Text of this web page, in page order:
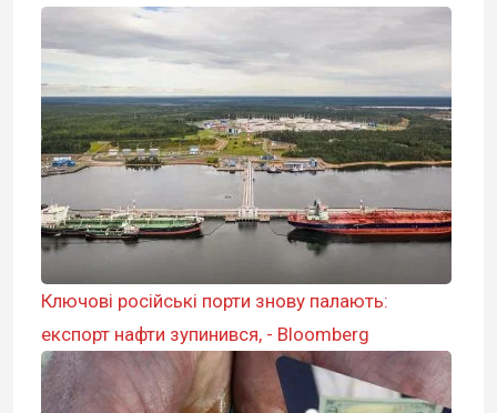
Ключові російські порти знову палають:
експорт нафти зупинився, - Bloomberg